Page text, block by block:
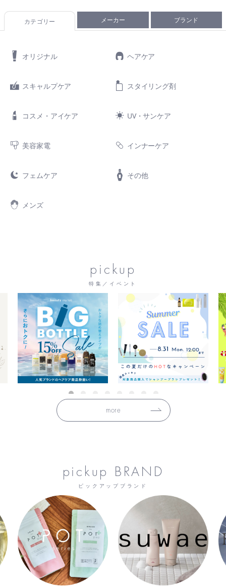
カテゴリー メーカー ブランド
オリジナル ヘアケア
スキャルプケア スタイリング剤
コスメ・アイケア UV・サンケア
美容家電 インナーケア
フェムケア その他
メンズ
pickup
特集／イベント
more
pickup BRAND
ピックアップブランド